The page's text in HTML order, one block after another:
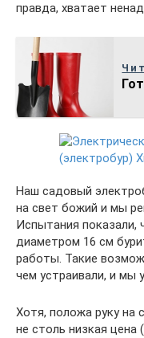
правда, хватает
Наш садовый
на свет божий и мы
Испытания показали,
диаметром 16 см
работы. Такие
чем устраивали, и мы
Хотя, положа руку на
не столь низкая